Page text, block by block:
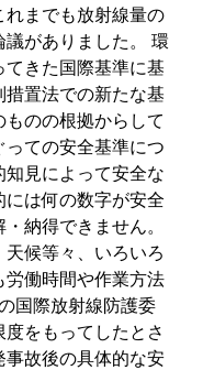
れまでも放射線量の
がありました。 環
きた国際基準に基
置法での新たな基
のの根拠からして
ての安全基準につ
見によって安全な
には何の数字が安全
納得できません。
候等々、いろいろ
労働時間や作業方法
国際放射線防護委
をもってしたとさ
事故後の具体的な安